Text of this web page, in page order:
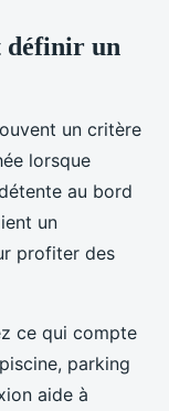
définir un
un critère
lorsque
au bord
un
profiter des
ce qui compte
parking
aide à